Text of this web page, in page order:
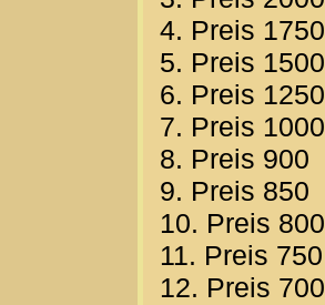
4. Preis 1750
5. Preis 1500
6. Preis 1250
7. Preis 1000
8. Preis 900
9. Preis 850
10. Preis 800
11. Preis 750
12. Preis 700